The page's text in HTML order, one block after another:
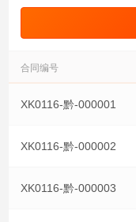
合同编号
XK0116-黔-000001
XK0116-黔-000002
XK0116-黔-000003